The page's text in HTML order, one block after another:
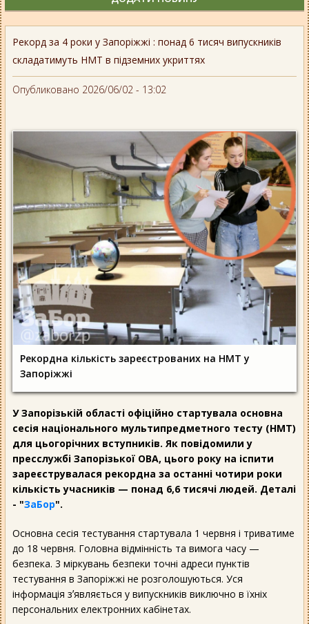
Рекорд за 4 роки у Запоріжжі : понад 6 тисяч випускників
складатимуть НМТ в підземних укриттях
Опубликовано 2026/06/02 - 13:02
Рекордна кількість зареєстрованих на НМТ у
Запоріжжі
У Запорізькій області офіційно стартувала основна
сесія національного мультипредметного тесту (НМТ)
для цьогорічних вступників. Як повідомили у
пресслужбі Запорізької ОВА, цього року на іспити
зареєструвалася рекордна за останні чотири роки
кількість учасників — понад 6,6 тисячі людей. Деталі
- "ЗаБор".
Основна сесія тестування стартувала 1 червня і триватиме
до 18 червня. Головна відмінність та вимога часу —
безпека. 3 міркувань безпеки точні адреси пунктів
тестування в Запоріжжі не розголошуються. Уся
інформація зʼявляється у випускників виключно в їхніх
персональних електронних кабінетах.